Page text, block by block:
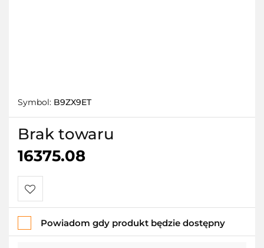
Symbol: B9ZX9ET
Brak towaru
16375.08
Do
przechowalni
Powiadom gdy produkt będzie dostępny